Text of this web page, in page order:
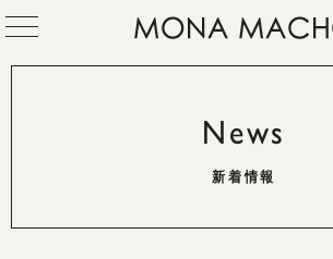
News
新着情報